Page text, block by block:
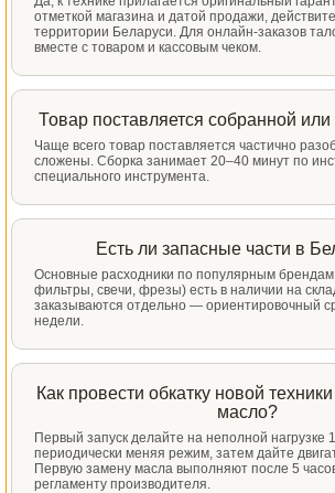
отметкой магазина и датой продажи,
территории Беларуси. Для онлайн-заказов
вместе с товаром и кассовым чеком.
Товар поставляется собранной
Чаще всего товар поставляется частично
сложены. Сборка занимает 20–40 минут по
специального инструмента.
Есть ли запасные части в
Основные расходники по популярным
фильтры, свечи, фрезы) есть в наличии на
заказываются отдельно — ориентировочный
недели.
Как провести обкатку новой
масло?
Первый запуск делайте на неполной нагрузке
периодически меняя режим, затем дайте
Первую замену масла выполняют после 5
регламенту производителя.